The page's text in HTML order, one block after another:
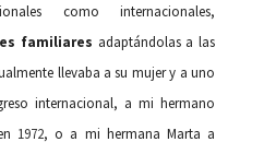
como internacionales,
familiares adaptándolas a las
llevaba a su mujer y a uno
internacional, a mi hermano
1972, o a mi hermana Marta a